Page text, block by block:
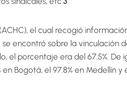
el cual recogió
encontró sobre la vinculación
el porcentaje era del 67.5%. De
Bogotá, el 97.8% en Medellín y